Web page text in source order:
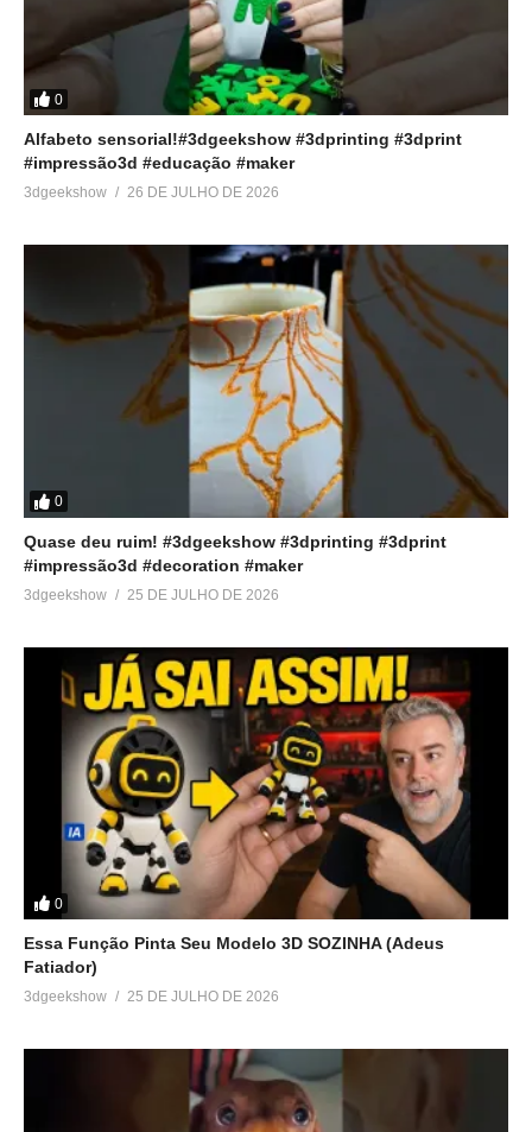
0
Alfabeto sensorial!#3dgeekshow #3dprinting #3dprint
#impressão3d #educação #maker
3dgeekshow 26 DE JULHO DE 2026
0
Quase deu ruim! #3dgeekshow #3dprinting #3dprint
#impressão3d #decoration #maker
3dgeekshow 25 DE JULHO DE 2026
0
Essa Função Pinta Seu Modelo 3D SOZINHA (Adeus
Fatiador)
3dgeekshow 25 DE JULHO DE 2026